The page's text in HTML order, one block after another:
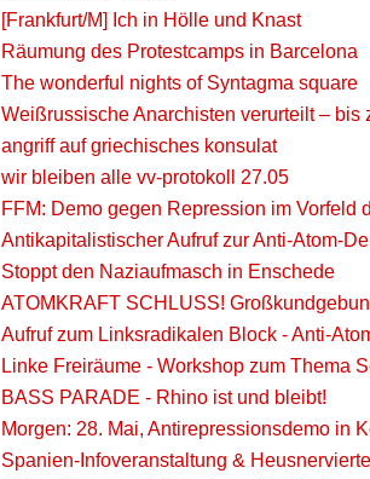
[Frankfurt/M] Ich in Hölle und Knast
Räumung des Protestcamps in Barcelona
The wonderful nights of Syntagma square
Weißrussische Anarchisten verurteilt –
angriff auf griechisches konsulat
wir bleiben alle vv-protokoll 27.05
FFM: Demo gegen Repression im Vorfeld
Antikapitalistischer Aufruf zur Anti-Atom-
Stoppt den Naziaufmasch in Enschede
ATOMKRAFT SCHLUSS!
Aufruf zum Linksradikalen Block - Anti-
Linke Freiräume - Workshop zum Thema
BASS PARADE - Rhino ist und bleibt!
Morgen: 28. Mai, Antirepressionsdemo in
Spanien-Infoveranstaltung &